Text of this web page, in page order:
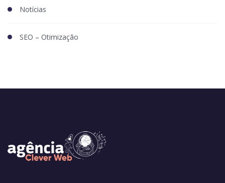
Notícias
SEO – Otimização